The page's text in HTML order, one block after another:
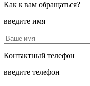
Как к вам обращаться?
введите имя
Контактный телефон
введите телефон